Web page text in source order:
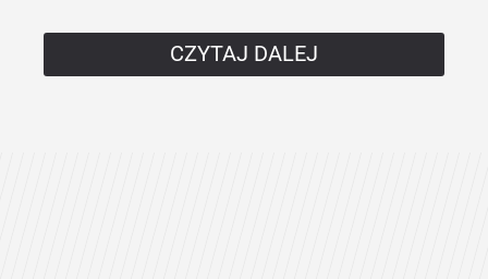
CZYTAJ DALEJ